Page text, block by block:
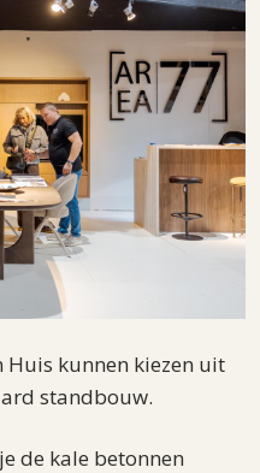
Huis kunnen kiezen uit
standbouw.
de kale betonnen